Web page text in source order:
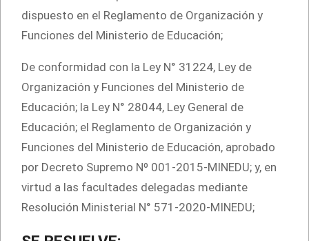
dispuesto en el Reglamento de Organización y
Funciones del Ministerio de Educación;
De conformidad con la Ley N° 31224, Ley de
Organización y Funciones del Ministerio de
Educación; la Ley N° 28044, Ley General de
Educación; el Reglamento de Organización y
Funciones del Ministerio de Educación, aprobado
por Decreto Supremo Nº 001-2015-MINEDU; y, en
virtud a las facultades delegadas mediante
Resolución Ministerial N° 571-2020-MINEDU;